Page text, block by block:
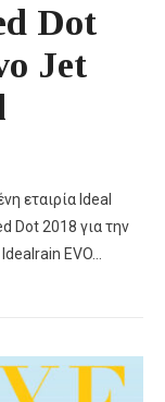
Dot
Jet
εταιρία Ideal
Dot 2018 για την
EVO…